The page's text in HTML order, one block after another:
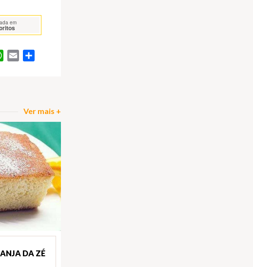
em
WhatsApp
Email
Ver mais +
DA ZÉ